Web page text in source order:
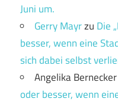
Juni um.
Gerry Mayrzu Die
besser, wenn eine
sich dabei selbst
Angelika Bernecker
oder besser, wenn